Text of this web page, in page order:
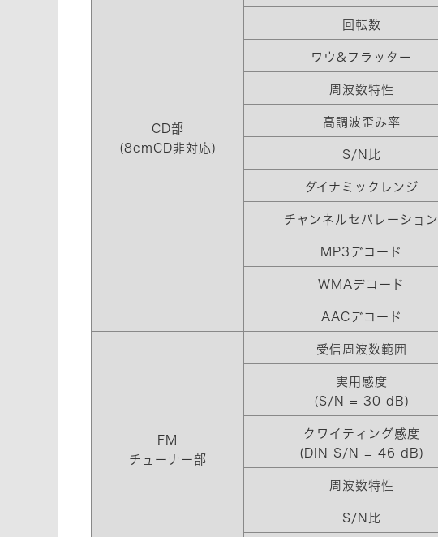
CD部
(8cmCD非対応)
回転数
ワウ&フラッター
周波数特性
高調波歪み率
S/N比
ダイナミックレンジ
チャンネルセパレーション
MP3デコード
WMAデコード
AACデコード
FM
チューナー部
受信周波数範囲
実用感度
(S/N = 30 dB)
クワイティング感度
(DIN S/N = 46 dB)
周波数特性
S/N比